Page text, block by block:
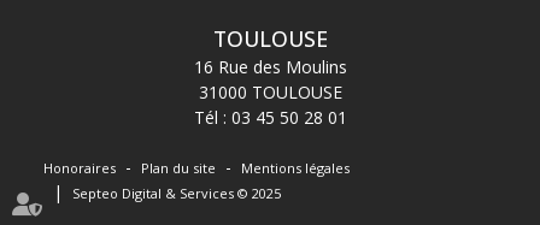
TOULOUSE
16 Rue des Moulins
31000 TOULOUSE
Tél : 03 45 50 28 01
Honoraires Plan du site
Mentions légales
Septeo Digital & Services © 2025